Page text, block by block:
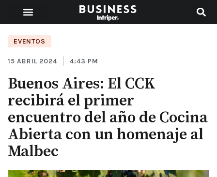
EVENTOS
15 ABRIL 2024 4:43 PM
Buenos Aires: El CCK
recibirá el primer
encuentro del año de Cocina
Abierta con un homenaje al
Malbec